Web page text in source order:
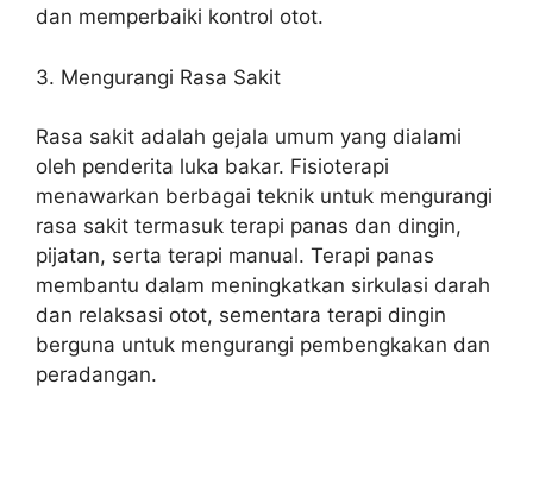
dan memperbaiki kontrol otot.
3. Mengurangi Rasa Sakit
Rasa sakit adalah gejala umum yang dialami
oleh penderita luka bakar. Fisioterapi
menawarkan berbagai teknik untuk mengurangi
rasa sakit termasuk terapi panas dan dingin,
pijatan, serta terapi manual. Terapi panas
membantu dalam meningkatkan sirkulasi darah
dan relaksasi otot, sementara terapi dingin
berguna untuk mengurangi pembengkakan dan
peradangan.